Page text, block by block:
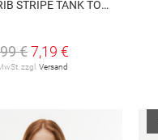
STRIPE TANK TOP JRS
€7,19 €
zzgl.Versand